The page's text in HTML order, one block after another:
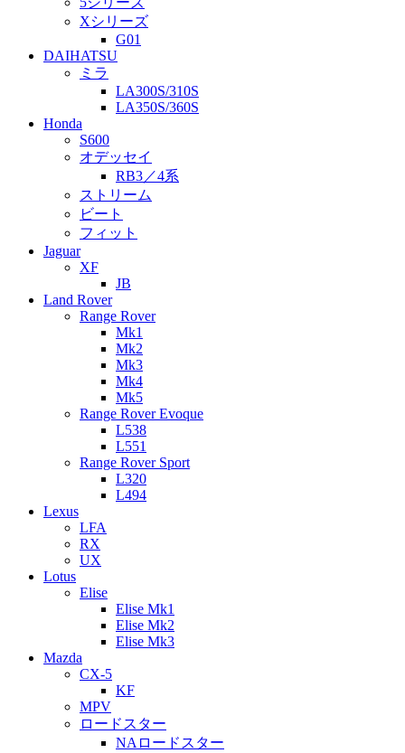
Xシリーズ
G01
DAIHATSU
ミラ
LA300S/310S
LA350S/360S
Honda
S600
オデッセイ
RB3／4系
ストリーム
ビート
フィット
Jaguar
XF
JB
Land Rover
Range Rover
Mk1
Mk2
Mk3
Mk4
Mk5
Range Rover Evoque
L538
L551
Range Rover Sport
L320
L494
Lexus
LFA
RX
UX
Lotus
Elise
Elise Mk1
Elise Mk2
Elise Mk3
Mazda
CX-5
KF
MPV
ロードスター
NAロードスター